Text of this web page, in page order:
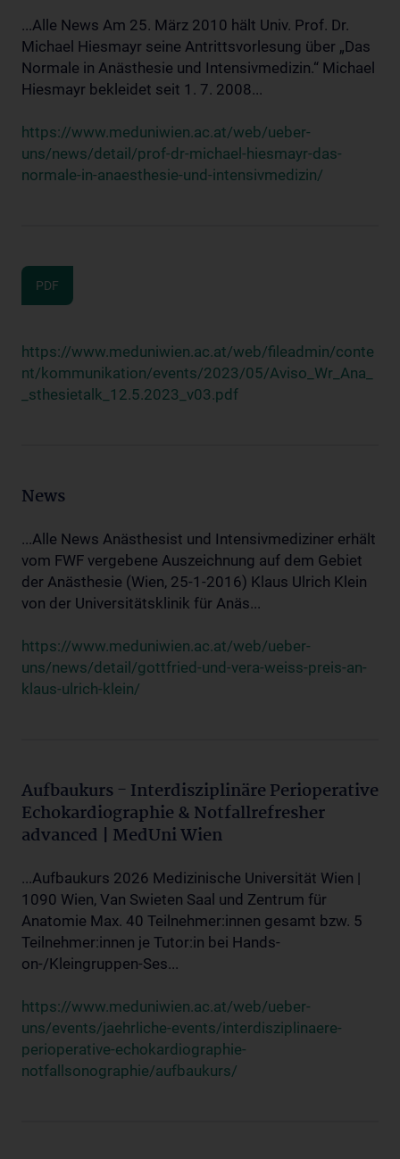
...Alle News Am 25. März 2010 hält Univ. Prof. Dr.
Michael Hiesmayr seine Antrittsvorlesung über „Das
Normale in Anästhesie und Intensivmedizin.“ Michael
Hiesmayr bekleidet seit 1. 7. 2008...
https://www.meduniwien.ac.at/web/ueber-
uns/news/detail/prof-dr-michael-hiesmayr-das-
normale-in-anaesthesie-und-intensivmedizin/
PDF
https://www.meduniwien.ac.at/web/fileadmin/conte
nt/kommunikation/events/2023/05/Aviso_Wr_Ana_
_sthesietalk_12.5.2023_v03.pdf
News
...Alle News Anästhesist und Intensivmediziner erhält
vom FWF vergebene Auszeichnung auf dem Gebiet
der Anästhesie (Wien, 25-1-2016) Klaus Ulrich Klein
von der Universitätsklinik für Anäs...
https://www.meduniwien.ac.at/web/ueber-
uns/news/detail/gottfried-und-vera-weiss-preis-an-
klaus-ulrich-klein/
Aufbaukurs - Interdisziplinäre Perioperative
Echokardiographie & Notfallrefresher
advanced | MedUni Wien
...Aufbaukurs 2026 Medizinische Universität Wien |
1090 Wien, Van Swieten Saal und Zentrum für
Anatomie Max. 40 Teilnehmer:innen gesamt bzw. 5
Teilnehmer:innen je Tutor:in bei Hands-
on-/Kleingruppen-Ses...
https://www.meduniwien.ac.at/web/ueber-
uns/events/jaehrliche-events/interdisziplinaere-
perioperative-echokardiographie-
notfallsonographie/aufbaukurs/